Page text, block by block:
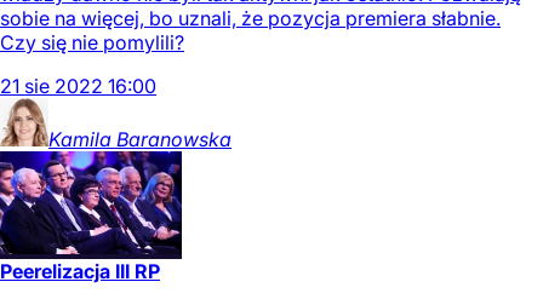
sobie na więcej, bo uznali, że pozycja premiera słabnie.
Czy się nie pomylili?
21 sie 2022 16:00
Kamila Baranowska
Peerelizacja III RP